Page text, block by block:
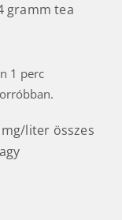
gramm tea
1 perc
liter összes